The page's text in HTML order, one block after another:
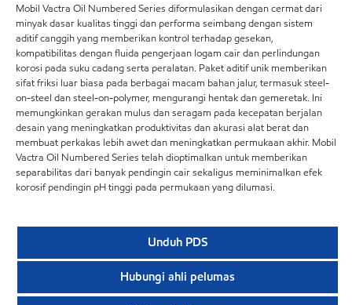
Mobil Vactra Oil Numbered Series diformulasikan dengan cermat dari
minyak dasar kualitas tinggi dan performa seimbang dengan sistem
aditif canggih yang memberikan kontrol terhadap gesekan,
kompatibilitas dengan fluida pengerjaan logam cair dan perlindungan
korosi pada suku cadang serta peralatan. Paket aditif unik memberikan
sifat friksi luar biasa pada berbagai macam bahan jalur, termasuk steel-
on-steel dan steel-on-polymer, mengurangi hentak dan gemeretak. Ini
memungkinkan gerakan mulus dan seragam pada kecepatan berjalan
desain yang meningkatkan produktivitas dan akurasi alat berat dan
membuat perkakas lebih awet dan meningkatkan permukaan akhir. Mobil
Vactra Oil Numbered Series telah dioptimalkan untuk memberikan
separabilitas dari banyak pendingin cair sekaligus meminimalkan efek
korosif pendingin pH tinggi pada permukaan yang dilumasi.
Unduh PDS
Hubungi ahli pelumas